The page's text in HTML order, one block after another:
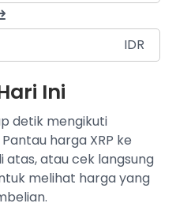
IDR
Ini
detik mengikuti
harga XRP ke
atau cek langsung
melihat harga yang